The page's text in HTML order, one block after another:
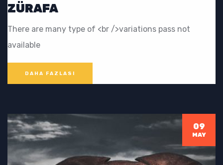
ZÜRAFA
There are many type of <br />variations pass not
available
DAHA FAZLASI
09
MAY